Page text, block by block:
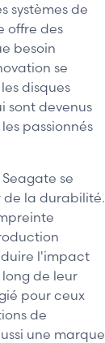
systèmes de
offre des
besoin
se
disques
sont devenus
passionnés
se
de la durabilité.
l'impact
de leur
pour ceux
de
une marque